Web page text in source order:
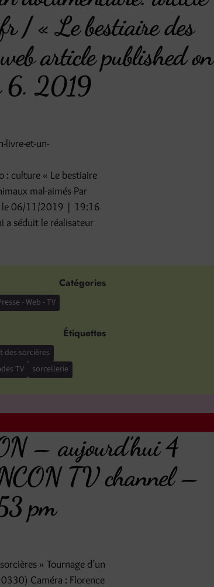
/ « Le bestiaire des
article published on
6. 2019
livre-et-un-
culture « Le bestiaire
mal-aimés Par
le 06/11/2019 | 19:16
séduit le réalisateur
Catégories
- Web - TV
Étiquettes
des sorcières
TV
sorcellerie
– aujourd’hui 4
TV channel –
pm
» Tournage d’un
Caméra : Florence